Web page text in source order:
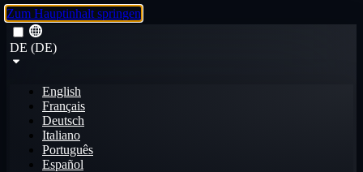
Zum Hauptinhalt springen
DE (DE)
English
Français
Deutsch
Italiano
Português
Español